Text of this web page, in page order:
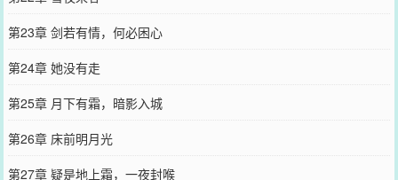
第23章 剑若有情，何必困心
第24章 她没有走
第25章 月下有霜，暗影入城
第26章 床前明月光
第27章 疑是地上霜，一夜封喉